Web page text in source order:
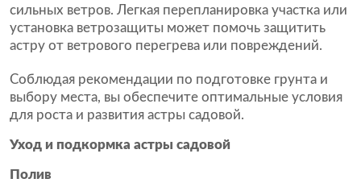
сильных ветров. Легкая перепланировка участка или
установка ветрозащиты может помочь защитить
астру от ветрового перегрева или повреждений.
Соблюдая рекомендации по подготовке грунта и
выбору места, вы обеспечите оптимальные условия
для роста и развития астры садовой.
Уход и подкормка астры садовой
Полив